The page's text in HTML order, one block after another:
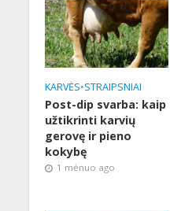
KARVĖS•STRAIPSNIAI
Post-dip svarba: kaip
užtikrinti karvių
gerovę ir pieno
kokybę
1 mėnuo ago